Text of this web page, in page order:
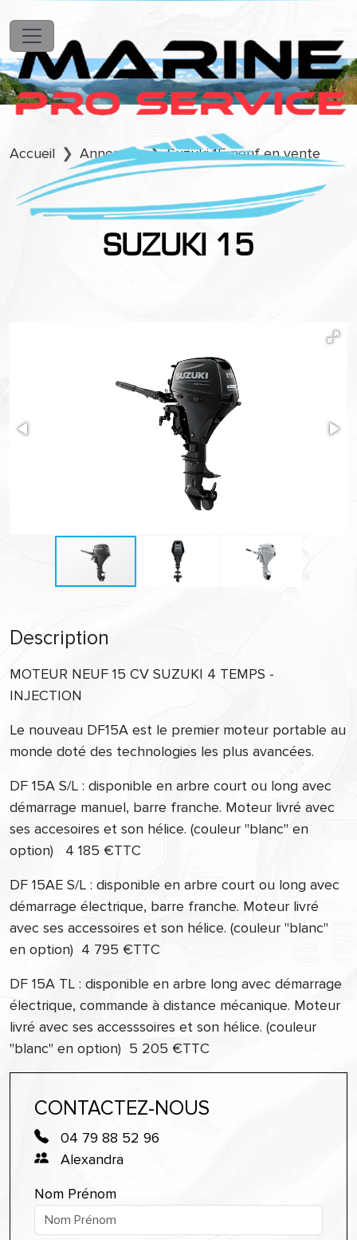
Accueil Annonces Suzuki 15 neuf en vente
SUZUKI 15
Description
MOTEUR NEUF 15 CV SUZUKI 4 TEMPS -
INJECTION
Le nouveau DF15A est le premier moteur portable au
monde doté des technologies les plus avancées.
DF 15A S/L : disponible en arbre court ou long avec
démarrage manuel, barre franche. Moteur livré avec
ses accesoires et son hélice. (couleur "blanc" en
option) 4 185 €TTC
DF 15AE S/L : disponible en arbre court ou long avec
démarrage électrique, barre franche. Moteur livré
avec ses accessoires et son hélice. (couleur "blanc"
en option) 4 795 €TTC
DF 15A TL : disponible en arbre long avec démarrage
électrique, commande à distance mécanique. Moteur
livré avec ses accesssoires et son hélice. (couleur
"blanc" en option) 5 205 €TTC
CONTACTEZ-NOUS
04 79 88 52 96
Alexandra
Nom Prénom